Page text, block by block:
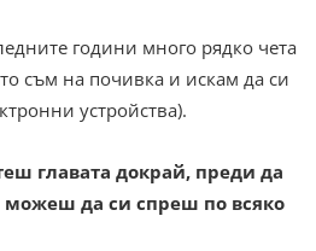
години много рядко чета
съм на почивка и искам да си
устройства).
главата докрай, преди да
можеш да си спреш по всяко